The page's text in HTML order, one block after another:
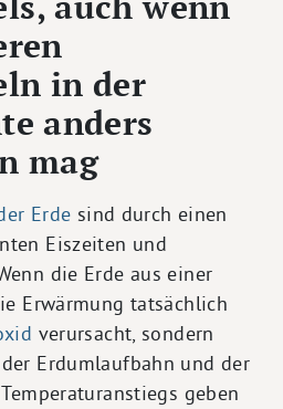
in der
anders
mag
Erde sind durch einen
Eiszeiten und
die Erde aus einer
Erwärmung tatsächlich
verursacht, sondern
Erdumlaufbahn und der
geben